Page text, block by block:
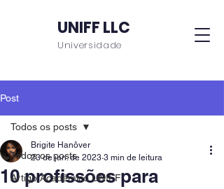
UNIFF LLC
Universidade
Post
Todos os posts
Artigo Acadêmico UNIFF
Todos os posts
10 profissões para
Brigite Hanôver
23 de jan. de 2023 3 min de leitura